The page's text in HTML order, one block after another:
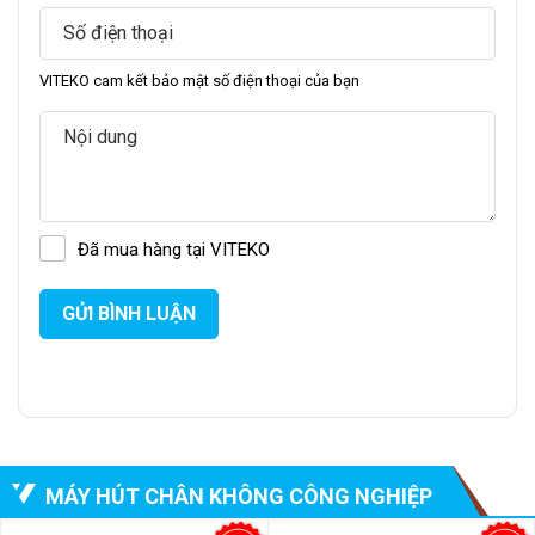
Một ưu điểm lớn của DZ800 là không kén túi, nghĩa là bạn có
hoạt cao, phù hợp với nhiều loại sản phẩm và ứng dụng khác
nhau. DZ800 sở hữu 2 bơm chân không có công suất bơm
-0.1Mpa.
VITEKO cam kết bảo mật số điện thoại của bạn
Đã mua hàng tại VITEKO
GỬI BÌNH LUẬN
MÁY HÚT CHÂN KHÔNG CÔNG NGHIỆP